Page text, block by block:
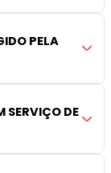
PELA
SERVIÇO DE